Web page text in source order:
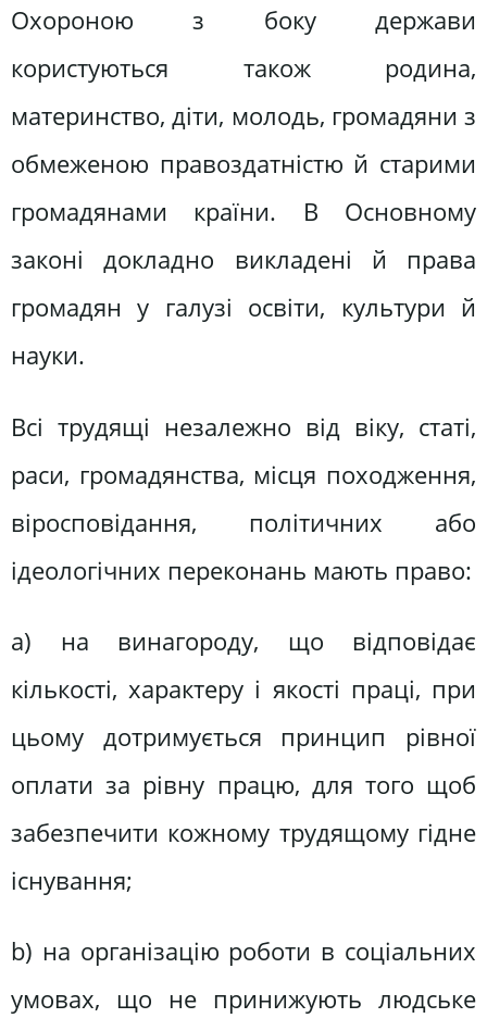
Охороною з боку держави
користуються також родина,
материнство, діти, молодь, громадяни з
обмеженою правоздатністю й старими
громадянами країни. В Основному
законі докладно викладені й права
громадян у галузі освіти, культури й
науки.
Всі трудящі незалежно від віку, статі,
раси, громадянства, місця походження,
віросповідання, політичних або
ідеологічних переконань мають право:
а) на винагороду, що відповідає
кількості, характеру і якості праці, при
цьому дотримується принцип рівної
оплати за рівну працю, для того щоб
забезпечити кожному трудящому гідне
існування;
b) на організацію роботи в соціальних
умовах, що не принижують людське